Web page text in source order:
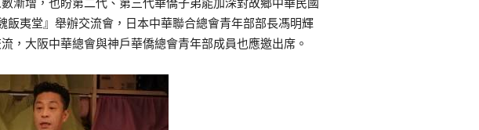
飯夷堂』舉辦交流會，日本中華聯合總會青年部部長馮明輝
，大阪中華總會與神戶華僑總會青年部成員也應邀出席。